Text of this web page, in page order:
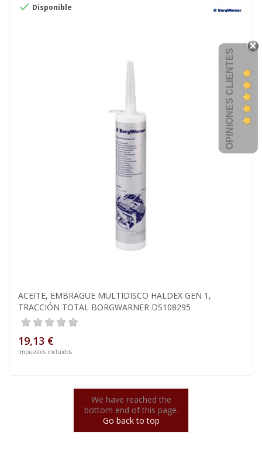
 Disponible
ACEITE, EMBRAGUE MULTIDISCO HALDEX GEN 1,
TRACCIÓN TOTAL BORGWARNER DS108295
19,13 €
Impuestos incluidos
We have reached the
bottom end of this page.
Go back to top
OPINIONES CLIENTES